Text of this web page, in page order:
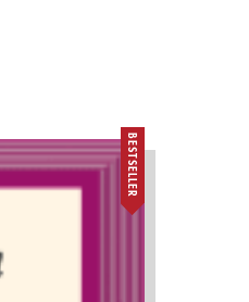
BESTSELLER